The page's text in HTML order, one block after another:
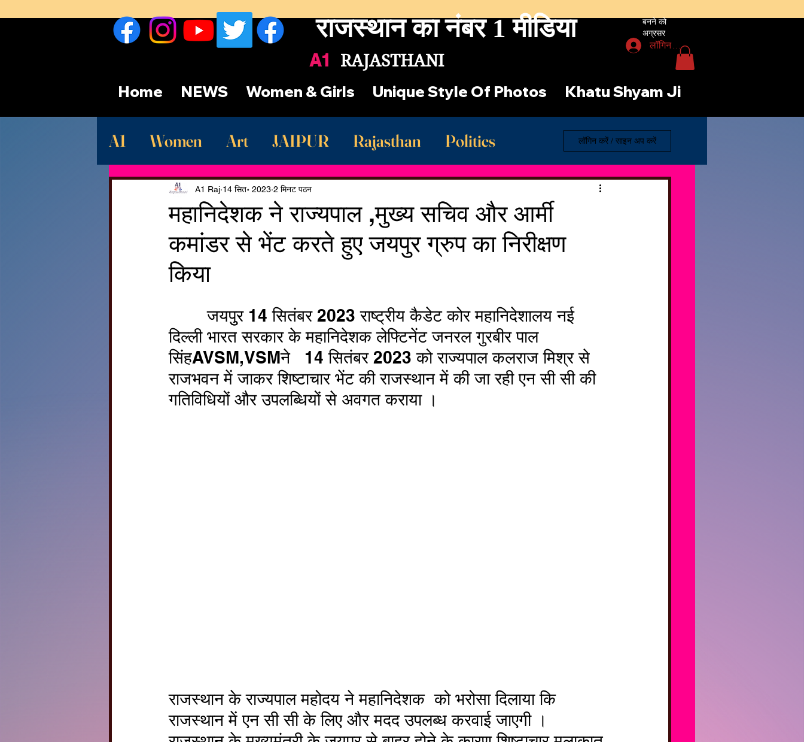
राजस्थान का नंबर 1 मीडिया
बनने को
अग्रसर
A1 RAJASTHANI
लॉगिन करें
Home NEWS Women & Girls Unique Style Of Photos Khatu Shyam Ji
A1 Women Art JAIPUR Rajasthan Politics
Sport देश Latest Rajasthan News
लॉगिन करें / साइन अप करें
महानिदेशक ने राज्यपाल ,मुख्य सचिव और आर्मी
कमांडर से भेंट करते हुए जयपुर ग्रुप का निरीक्षण
किया
A1 Raj 14 सित॰ 2023 2 मिनट पठन
        जयपुुर 14 सितंबर 2023 राष्ट्रीय कैडेट कोर महानिदेशालय नई
दिल्ली भारत सरकार के महानिदेशक लेफ्टिनेंट जनरल गुरबीर पाल
सिंहAVSM,VSMने   14 सितंबर 2023 को राज्यपाल कलराज मिश्र से
राजभवन में जाकर शिष्टाचार भेंट की राजस्थान में की जा रही एन सी सी की
गतिविधियों और उपलब्धियों से अवगत कराया ।
राजस्थान के राज्यपाल महोदय ने महानिदेशक  को भरोसा दिलाया कि
राजस्थान में एन सी सी के लिए और मदद उपलब्ध करवाई जाएगी ।